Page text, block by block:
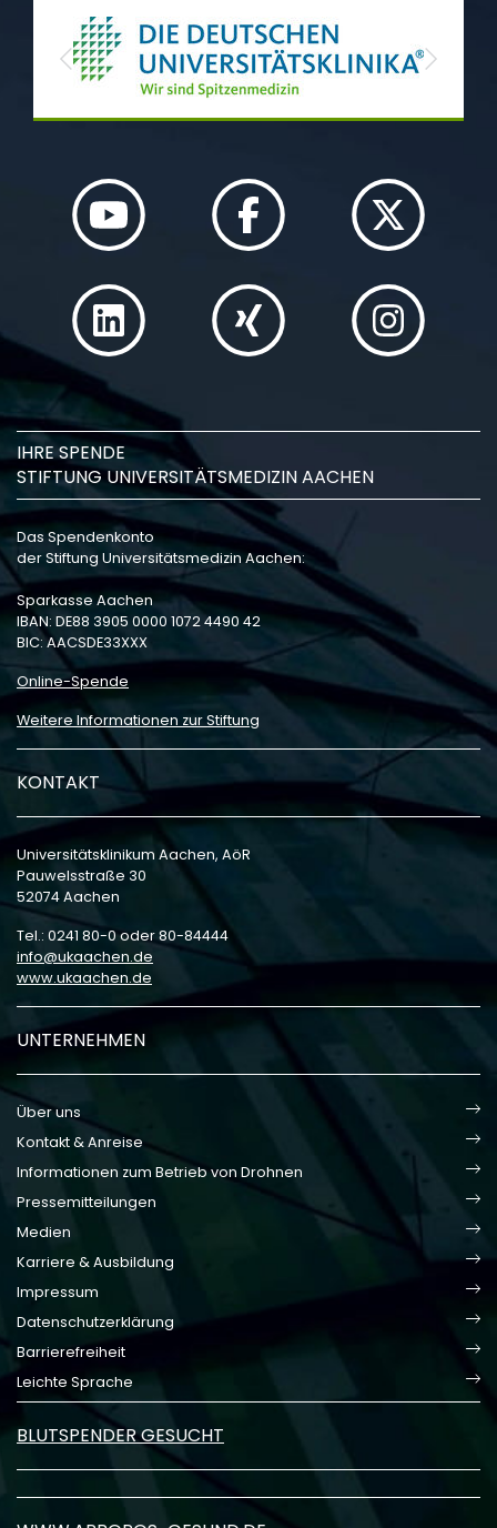
Previous Next
IHRE SPENDE
STIFTUNG UNIVERSITÄTSMEDIZIN AACHEN
Das Spendenkonto
der Stiftung Universitätsmedizin Aachen:
Sparkasse Aachen
IBAN: DE88 3905 0000 1072 4490 42
BIC: AACSDE33XXX
Online-Spende
Weitere Informationen zur Stiftung
KONTAKT
Universitätsklinikum Aachen, AöR
Pauwelsstraße 30
52074 Aachen
Tel.: 0241 80-0 oder 80-84444
info
ukaachen de
www.ukaachen.de
UNTERNEHMEN
Über uns
Kontakt & Anreise
Informationen zum Betrieb von Drohnen
Pressemitteilungen
Medien
Karriere & Ausbildung
Impressum
Datenschutzerklärung
Barrierefreiheit
Leichte Sprache
BLUTSPENDER GESUCHT